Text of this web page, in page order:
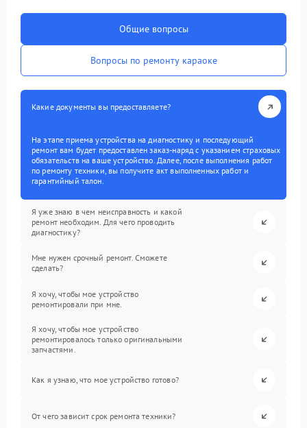
Общие вопросы
Вопросы по ремонту караоке
Какие документы вы предоставляете?
На этапе приема устройства на диагностику и последующий
ремонт вам будет предоставлен заказ-наряд с указанием страховых
обязательств на ваше устройство. Далее, после выполнения работ
по ремонту техники, вы получите акт выполненных работ и
гарантийный талон.
Я уже знаю в чем неисправность и какой
ремонт необходим. Для чего проводить
диагностику?
Мне нужен срочный ремонт. Сможете
сделать?
Я хочу, чтобы мое устройство
ремонтировали при мне.
Я хочу, чтобы мое устройство
ремонтировалось только оригинальными
запчастями.
Как я узнаю, что мое устройство готово?
От чего зависит срок ремонта техники?